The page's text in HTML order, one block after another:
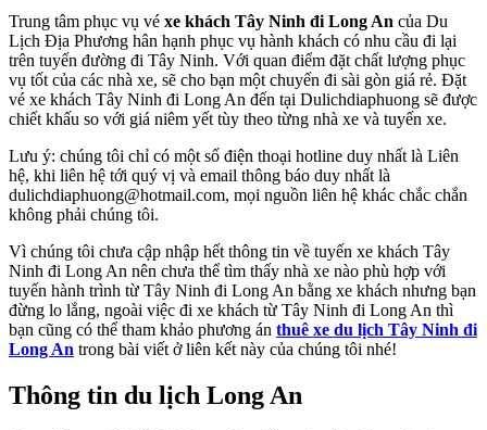
Trung tâm phục vụ vé xe khách Tây Ninh đi Long An của Du
Lịch Địa Phương hân hạnh phục vụ hành khách có nhu cầu đi lại
trên tuyến đường đi Tây Ninh. Với quan điểm đặt chất lượng phục
vụ tốt của các nhà xe, sẽ cho bạn một chuyến đi sài gòn giá rẻ. Đặt
vé xe khách Tây Ninh đi Long An đến tại Dulichdiaphuong sẽ được
chiết khấu so với giá niêm yết tùy theo từng nhà xe và tuyến xe.
Lưu ý: chúng tôi chỉ có một số điện thoại hotline duy nhất là Liên
hệ, khi liên hệ tới quý vị và email thông báo duy nhất là
dulichdiaphuong@hotmail.com, mọi nguồn liên hệ khác chắc chắn
không phải chúng tôi.
Vì chúng tôi chưa cập nhập hết thông tin về tuyến xe khách Tây
Ninh đi Long An nên chưa thể tìm thấy nhà xe nào phù hợp với
tuyến hành trình từ Tây Ninh đi Long An bằng xe khách nhưng bạn
đừng lo lắng, ngoài việc đi xe khách từ Tây Ninh đi Long An thì
bạn cũng có thể tham khảo phương án thuê xe du lịch Tây Ninh đi
Long An trong bài viết ở liên kết này của chúng tôi nhé!
Thông tin du lịch Long An